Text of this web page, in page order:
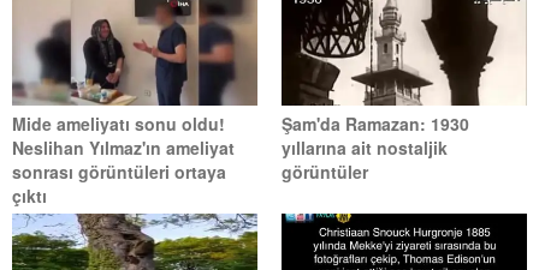
Mide ameliyatı sonu oldu!
Neslihan Yılmaz'ın ameliyat
sonrası görüntüleri ortaya
çıktı
Şam'da Ramazan: 1930
yıllarına ait nostaljik
görüntüler